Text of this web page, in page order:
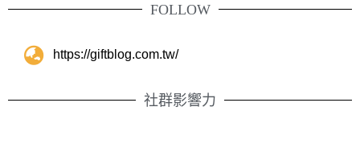
FOLLOW
https://giftblog.com.tw/
社群影響力